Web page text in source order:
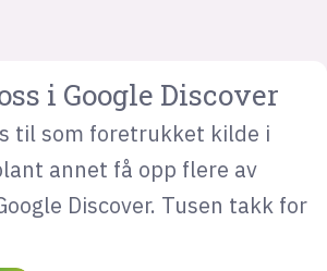
i Google Discover
til som foretrukket kilde i
annet få opp flere av
Discover. Tusen takk for